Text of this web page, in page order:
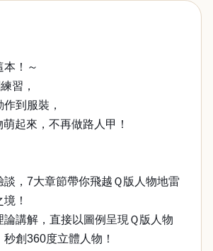
本！～
習，
到服裝，
起來，不再做路人甲！
，7大章節帶你飛越Ｑ版人物地雷
！
講解，直接以圖例呈現Ｑ版人物
創360度立體人物！